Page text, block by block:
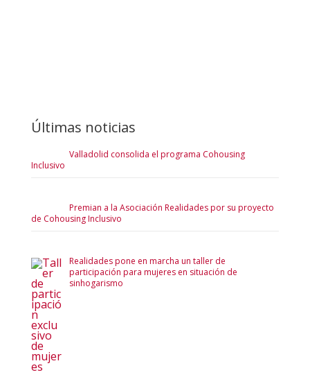
Últimas noticias
Valladolid consolida el programa Cohousing
Inclusivo
Premian a la Asociación Realidades por su proyecto
de Cohousing Inclusivo
Realidades pone en marcha un taller de
participación para mujeres en situación de
sinhogarismo